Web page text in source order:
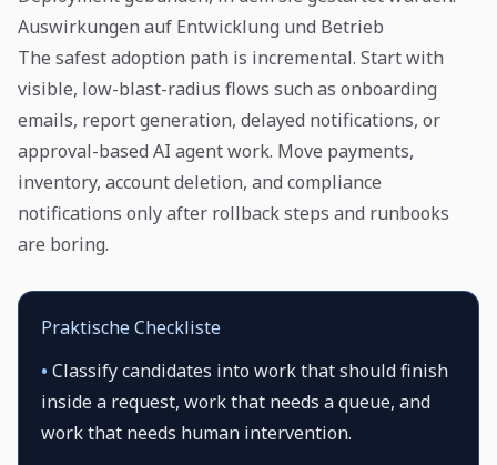
Auswirkungen auf Entwicklung und Betrieb
The safest adoption path is incremental. Start with
visible, low-blast-radius flows such as onboarding
emails, report generation, delayed notifications, or
approval-based AI agent work. Move payments,
inventory, account deletion, and compliance
notifications only after rollback steps and runbooks
are boring.
Praktische Checkliste
• Classify candidates into work that should finish
inside a request, work that needs a queue, and
work that needs human intervention.